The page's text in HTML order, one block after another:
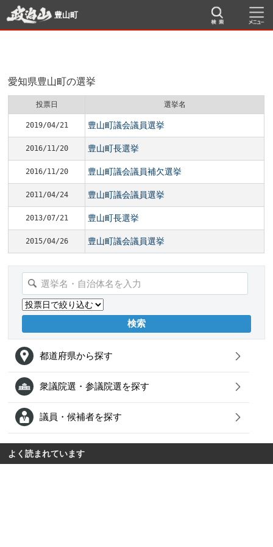
豊山町
愛知県豊山町の選挙
投票日 選挙名
2019/04/21 豊山町議会議員選挙
2016/11/20 豊山町長選挙
2016/11/20 豊山町議会議員補欠選挙
2011/04/24 豊山町議会議員選挙
2013/07/21 豊山町長選挙
2015/04/26 豊山町議会議員選挙
都道府県から探す
衆議院選・参議院選を探す
議員・候補者を探す
よく読まれています